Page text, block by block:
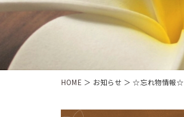
HOME ＞ お知らせ ＞ ☆忘れ物情報☆